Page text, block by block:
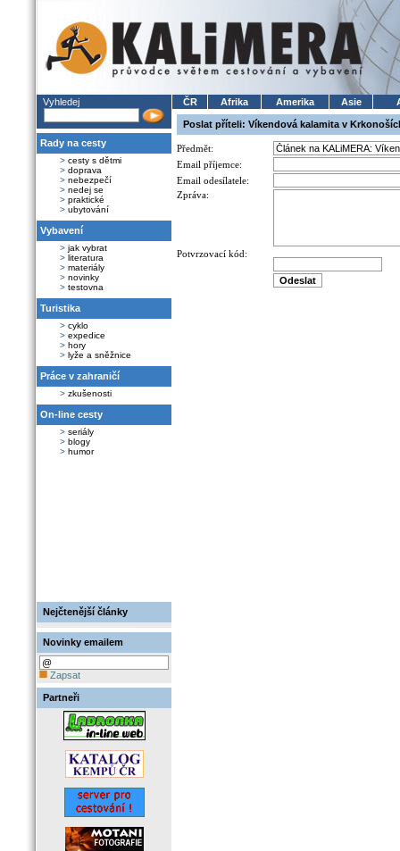
Vyhledej
Rady na cesty
> cesty s dětmi
> doprava
> nebezpečí
> nedej se
> praktické
> ubytování
Vybavení
> jak vybrat
> literatura
> materiály
> novinky
> testovna
Turistika
> cyklo
> expedice
> hory
> lyže a sněžnice
Práce v zahraničí
> zkušenosti
On-line cesty
> seriály
> blogy
> humor
Nejčtenější články
Novinky emailem
Zapsat
Partneři
ČR Afrika Amerika Asie
Poslat příteli: Víkendová kalamita v
Předmět:
Email příjemce:
Email odesílatele:
Zpráva:
Potvrzovací kód: